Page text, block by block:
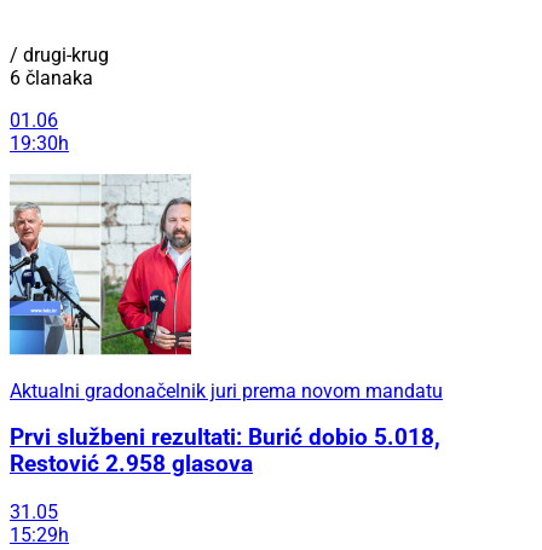
/ drugi-krug
6 članaka
01.06
19:30h
Aktualni gradonačelnik juri prema novom mandatu
Prvi službeni rezultati: Burić dobio 5.018,
Restović 2.958 glasova
31.05
15:29h